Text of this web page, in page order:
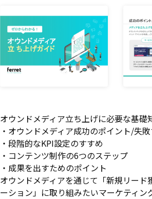
オウンドメディア立ち上げに必要な基
・オウンドメディア成功のポイント/失
・段階的なKPI設定のすすめ
・コンテンツ制作の6つのステップ
・成果を出すためのポイント
オウンドメディアを通じて「新規リー
ーション」に取り組みたいマーケティ